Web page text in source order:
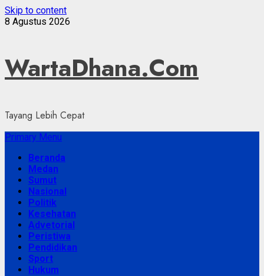
Skip to content
8 Agustus 2026
WartaDhana.Com
Tayang Lebih Cepat
Primary Menu
Beranda
Medan
Sumut
Nasional
Politik
Kesehatan
Advetorial
Peristiwa
Pendidikan
Sport
Hukum